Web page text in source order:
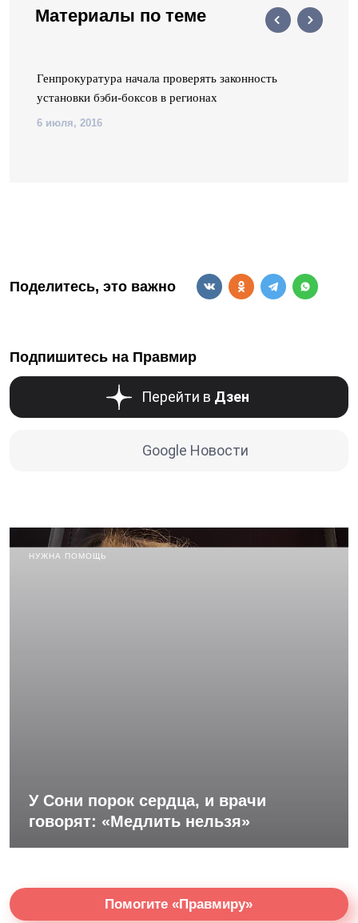
Материалы по теме
Генпрокуратура начала проверять законность
установки бэби-боксов в регионах
6 июля, 2016
Поделитесь, это важно
Подпишитесь на Правмир
Перейти в Дзен
Google Новости
НУЖНА ПОМОЩЬ
У Сони порок сердца, и врачи
говорят: «Медлить нельзя»
Помогите «Правмиру»